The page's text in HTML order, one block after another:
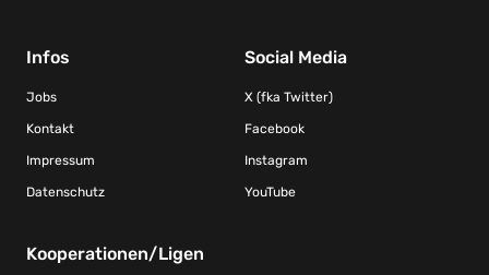
Infos
Jobs
Kontakt
Impressum
Datenschutz
Social Media
X (fka Twitter)
Facebook
Instagram
YouTube
Kooperationen/Ligen